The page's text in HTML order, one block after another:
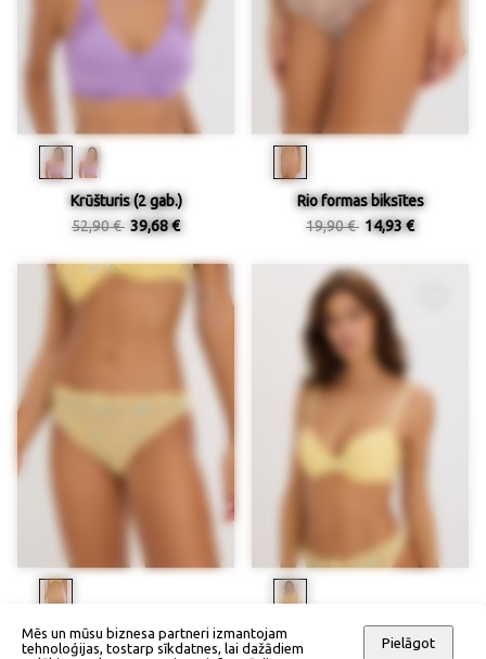
Krūšturis (2 gab.)
52,90 € 39,68 €
Rio formas biksītes
19,90 € 14,93 €
Biksītes ar izšuvumu
Kausiņu krūšturis
Mēs un mūsu biznesa partneri izmantojam
tehnoloģijas, tostarp sīkdatnes, lai dažādiem
Pielāgot